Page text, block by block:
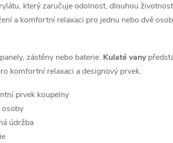
který zaručuje odolnost, dlouhou
a komfortní relaxaci pro jednu nebo dvě
zástěny nebo baterie. Kulaté vany
komfortní relaxaci a designový prvek.
prvek koupelny
osoby
údržba